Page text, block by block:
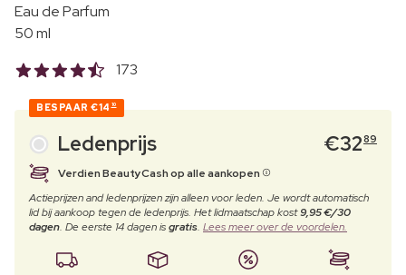
Eau de Parfum
50 ml
173
BESPAAR €14 10
Ledenprijs €3289
Verdien BeautyCash op alle aankopen
Actieprijzen and ledenprijzen zijn alleen voor leden. Je wordt automatisch
lid bij aankoop tegen de ledenprijs. Het lidmaatschap kost9,95 €/30
dagen. De eerste 14 dagen isgratis. Lees meer over de voordelen.